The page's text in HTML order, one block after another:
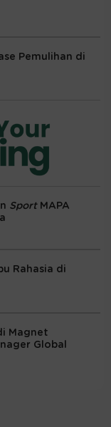
Pemulihan di
Sport MAPA
Rahasia di
Magnet
Global